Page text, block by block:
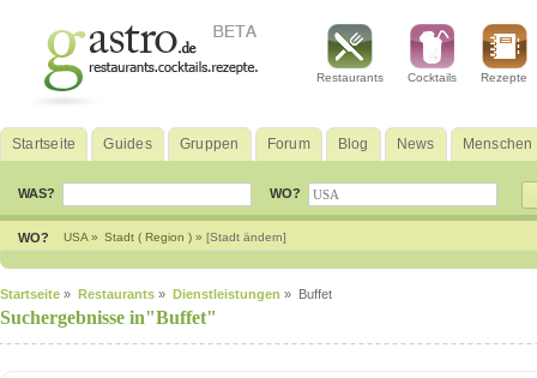
Restaurants Cocktails Rezepte
Startseite Guides Gruppen Forum Blog News Menschen
WAS? WO?
WO? USA » Stadt ( Region ) » [Stadt ändern]
Startseite » Restaurants » Dienstleistungen » Buffet
Suchergebnisse in"Buffet"